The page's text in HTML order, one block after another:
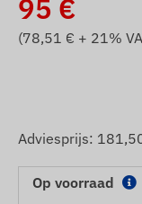
95 €
(78,51 € + 21%
Adviesprijs:
Op voorraad